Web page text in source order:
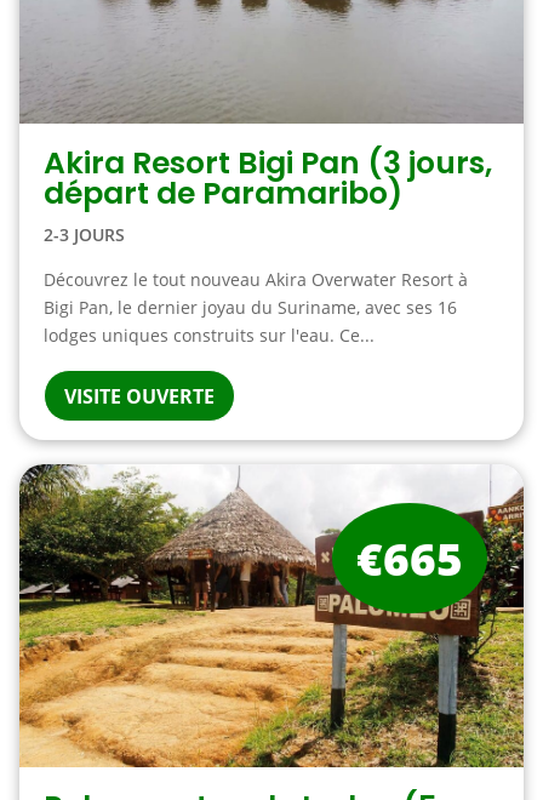
Akira Resort Bigi Pan (3 jours,
départ de Paramaribo)
2-3 JOURS
Découvrez le tout nouveau Akira Overwater Resort à
Bigi Pan, le dernier joyau du Suriname, avec ses 16
lodges uniques construits sur l'eau. Ce...
VISITE OUVERTE
€665